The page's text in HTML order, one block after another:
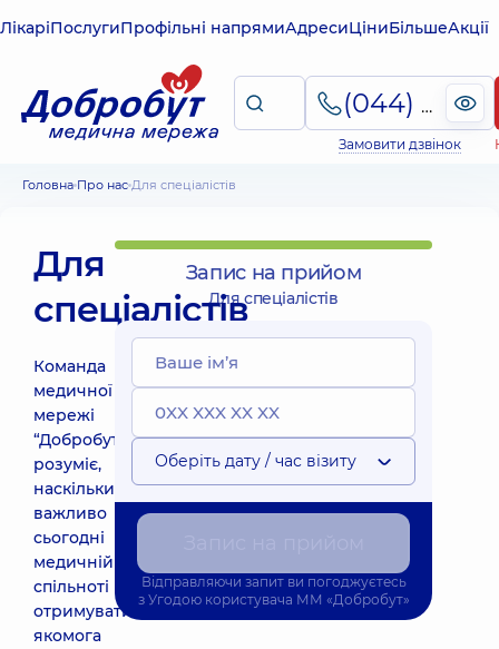
ЛікаріПослугиПрофільні напрямиАдресиЦіниБільшеАкції
(044) 495-2-888
Замовити дзвінок
Головна Про нас Для спеціалістів
Для
спеціалістів
Команда
медичної
мережі
“Добробут”
розуміє,
наскільки
важливо
сьогодні
медичній
спільноті
отримувати
якомога
Запис на прийом
Для спеціалістів
Оберіть дату / час візиту
Відправляючи запит ви погоджуєтесь
з Угодою користувача ММ «Добробут»